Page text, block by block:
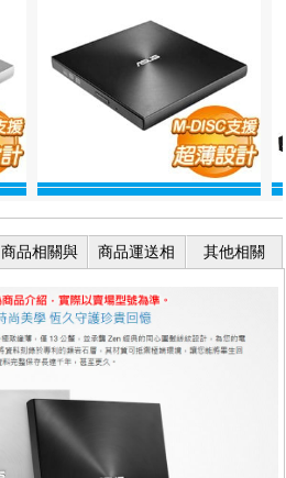
商品相關與
商品運送相
其他相關